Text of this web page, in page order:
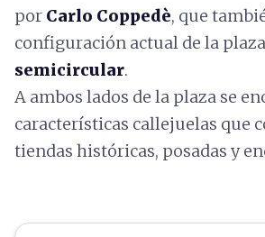
por Carlo Coppedè, que
configuración actual de la
semicircular.
A ambos lados de la plaza se
características callejuelas que
tiendas históricas, posadas y